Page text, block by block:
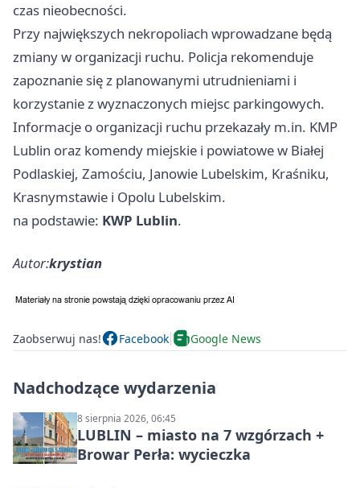
czas nieobecności.
Przy największych nekropoliach wprowadzane będą
zmiany w organizacji ruchu. Policja rekomenduje
zapoznanie się z planowanymi utrudnieniami i
korzystanie z wyznaczonych miejsc parkingowych.
Informacje o organizacji ruchu przekazały m.in. KMP
Lublin oraz komendy miejskie i powiatowe w Białej
Podlaskiej, Zamościu, Janowie Lubelskim, Kraśniku,
Krasnymstawie i Opolu Lubelskim.
na podstawie: KWP Lublin.
Autor:krystian
Zaobserwuj nas! Facebook Google News
Nadchodzące wydarzenia
8 sierpnia 2026, 06:45
LUBLIN – miasto na 7 wzgórzach +
Browar Perła: wycieczka